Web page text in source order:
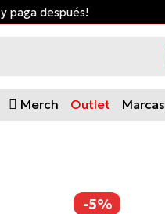
y paga después!
Merch Outlet Marcas
-5%